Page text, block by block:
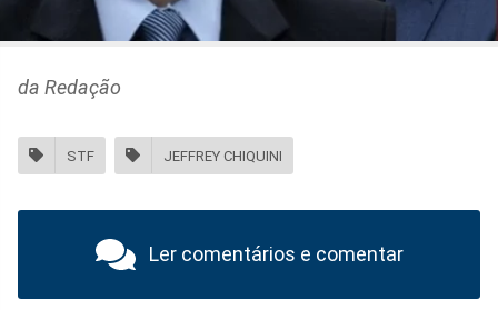
da Redação
STF JEFFREY CHIQUINI
Ler comentários e comentar